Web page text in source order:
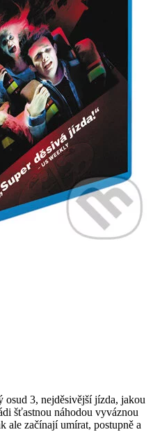
osud 3, nejděsivější jízda, jakou
šťastnou náhodou vyváznou
ale začínají umírat, postupně a